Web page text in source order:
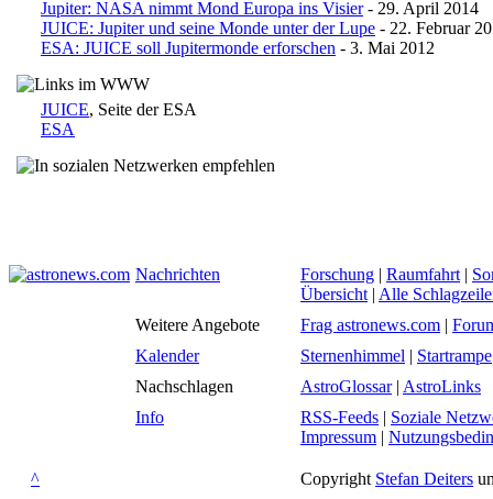
Jupiter: NASA nimmt Mond Europa ins Visier- 29. April 2014
JUICE: Jupiter und seine Monde unter der Lupe - 22. Februar
ESA: JUICE soll Jupitermonde erforschen - 3. Mai 2012
JUICE, Seite der ESA
ESA
Nachrichten Forschung | Raumfahrt |
Übersicht | Alle
Weitere Angebote
Frag astronews.com |
Kalender
Sternenhimmel | Startrampe
Nachschlagen
AstroGlossar| AstroLinks
Info
RSS-Feeds | Soziale
Impressum |
^ Copyright Stefan Deiters